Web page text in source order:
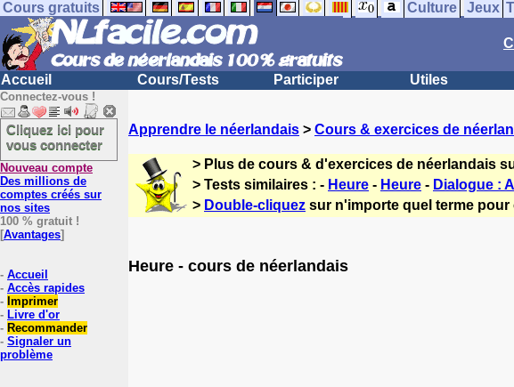
Cours gratuits Culture Jeux
Accueil Cours/Tests Participer Utiles
Connectez-vous !
Cliquez ici pour
vous connecter
Nouveau compte
Des millions de
comptes créés sur
nos sites
100 % gratuit !
[Avantages]
- Accueil
- Accès rapides
- Imprimer
- Livre d'or
- Recommander
- Signaler un
problème
Apprendre le néerlandais > Cours & exercices de
> Plus de cours & d'exercices de néerlandais
> Tests similaires : - Heure - Heure - Dialogue :
> Double-cliquez sur n'importe quel terme
Heure - cours de néerlandais